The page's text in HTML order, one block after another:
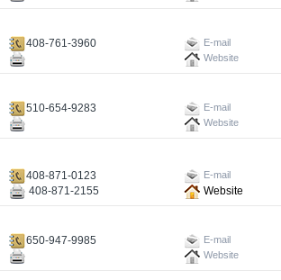
408-761-3960
E-mail
Website
510-654-9283
E-mail
Website
408-871-0123 E-mail
408-871-2155 Website
650-947-9985
E-mail
Website